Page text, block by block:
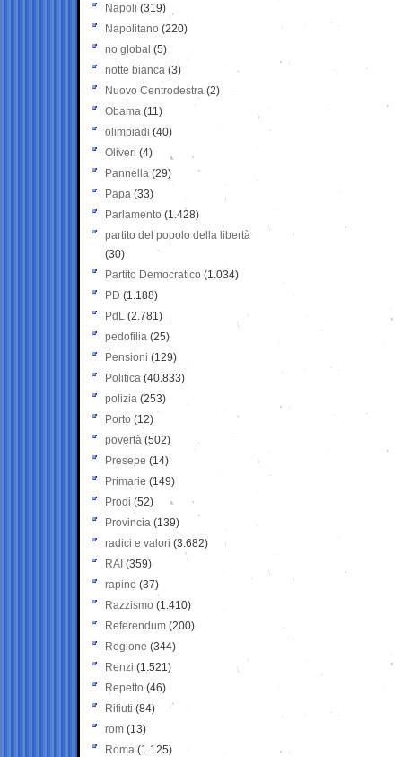
Napoli (319)
Napolitano (220)
no global (5)
notte bianca (3)
Nuovo Centrodestra (2)
Obama (11)
olimpiadi (40)
Oliveri (4)
Pannella (29)
Papa (33)
Parlamento (1.428)
partito del popolo della libertà
(30)
Partito Democratico (1.034)
PD (1.188)
PdL (2.781)
pedofilia (25)
Pensioni (129)
Politica (40.833)
polizia (253)
Porto (12)
povertà (502)
Presepe (14)
Primarie (149)
Prodi (52)
Provincia (139)
radici e valori (3.682)
RAI (359)
rapine (37)
Razzismo (1.410)
Referendum (200)
Regione (344)
Renzi (1.521)
Repetto (46)
Rifiuti (84)
rom (13)
Roma (1.125)